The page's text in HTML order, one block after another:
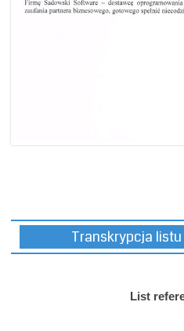
Transkrypcja
List